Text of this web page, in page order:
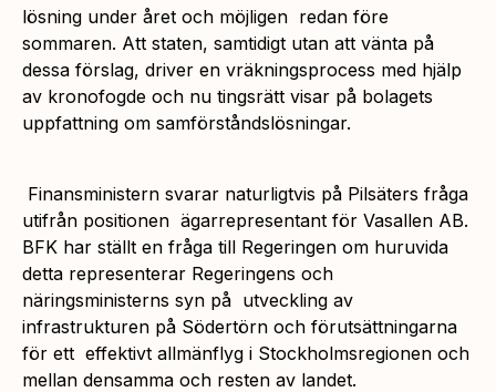
lösning under året och möjligen redan före
sommaren. Att staten, samtidigt utan att vänta på
dessa förslag, driver en vräkningsprocess med hjälp
av kronofogde och nu tingsrätt visar på bolagets
uppfattning om samförståndslösningar.
Finansministern svarar naturligtvis på Pilsäters fråga
utifrån positionen ägarrepresentant för Vasallen AB.
BFK har ställt en fråga till Regeringen om huruvida
detta representerar Regeringens och
näringsministerns syn på utveckling av
infrastrukturen på Södertörn och förutsättningarna
för ett effektivt allmänflyg i Stockholmsregionen och
mellan densamma och resten av landet.